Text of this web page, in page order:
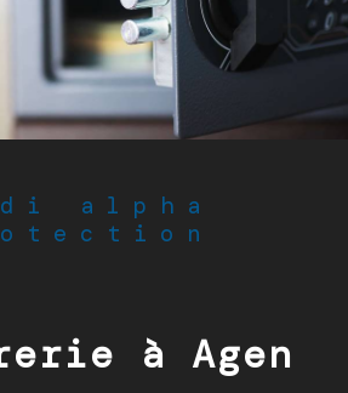
alpha
à Agen